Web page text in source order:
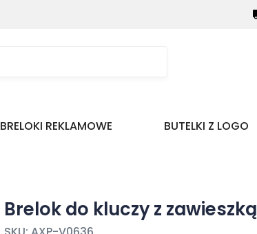
BRELOKI REKLAMOWE BUTELKI Z LOGO
Brelok do kluczy z zawieszką